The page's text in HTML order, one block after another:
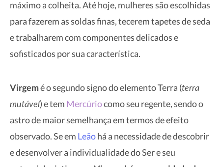
máximo a colheita. Até hoje, mulheres são escolhidas
para fazerem as soldas finas, tecerem tapetes de seda
e trabalharem com componentes delicados e
sofisticados por sua característica.
Virgemé o segundo signo do elemento Terra (terra
mutável) e tem Mercúriocomo seu regente, sendo o
astro de maior semelhança em termos de efeito
observado. Se em Leãohá a necessidade de descobrir
e desenvolver a individualidade do Ser e seu